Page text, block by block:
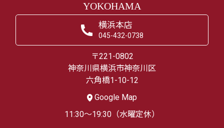
YOKOHAMA
横浜本店
045-432-0738
〒221-0802
神奈川県横浜市神奈川区
六角橋1-10-12
Google Map
11:30～19:30（水曜定休）